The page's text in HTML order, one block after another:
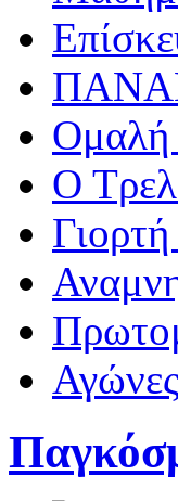
Ομαλή
Ο